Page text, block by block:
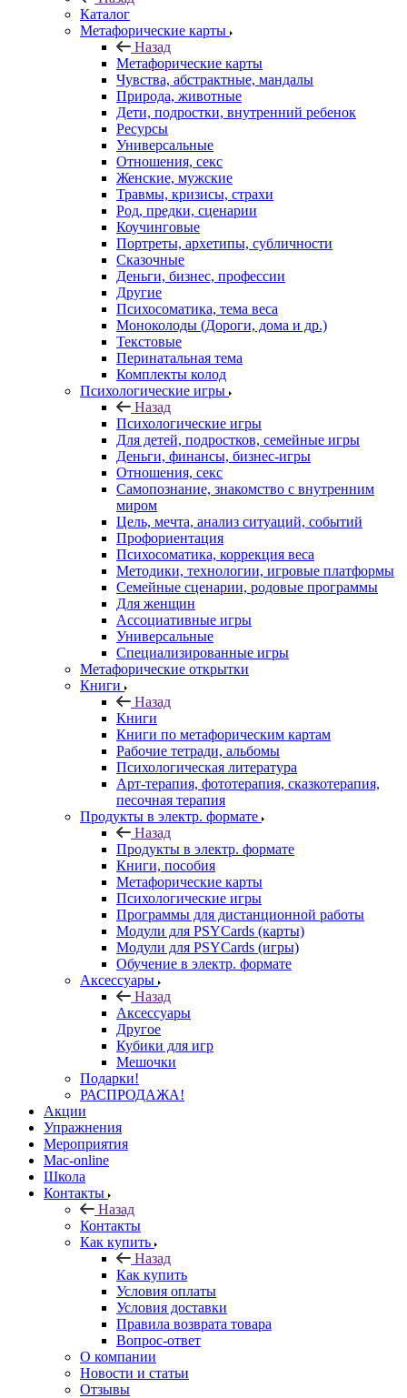
Каталог
Mетафорические карты
Назад
Mетафорические карты
Чувства, абстрактные, мандалы
Природа, животные
Дети, подростки, внутренний ребенок
Ресурсы
Универсальные
Отношения, секс
Женские, мужские
Травмы, кризисы, страхи
Род, предки, сценарии
Коучинговые
Портреты, архетипы, субличности
Сказочные
Деньги, бизнес, профессии
Другие
Психосоматика, тема веса
Моноколоды (Дороги, дома и др.)
Текстовые
Перинатальная тема
Комплекты колод
Психологические игры
Назад
Психологические игры
Для детей, подростков, семейные игры
Деньги, финансы, бизнес-игры
Отношения, секс
Самопознание, знакомство с внутренним
миром
Цель, мечта, анализ ситуаций, событий
Профориентация
Психосоматика, коррекция веса
Методики, технологии, игровые платформы
Семейные сценарии, родовые программы
Для женщин
Ассоциативные игры
Универсальные
Специализированные игры
Метафорические открытки
Книги
Назад
Книги
Книги по метафорическим картам
Рабочие тетради, альбомы
Психологическая литература
Арт-терапия, фототерапия, сказкотерапия,
песочная терапия
Продукты в электр. формате
Назад
Продукты в электр. формате
Книги, пособия
Метафорические карты
Психологические игры
Программы для дистанционной работы
Модули для PSYCards (карты)
Модули для PSYCards (игры)
Обучение в электр. формате
Аксессуары
Назад
Аксессуары
Другое
Кубики для игр
Мешочки
Подарки!
РАСПРОДАЖА!
Акции
Упражнения
Мероприятия
Mac-online
Школа
Контакты
Назад
Контакты
Как купить
Назад
Как купить
Условия оплаты
Условия доставки
Правила возврата товара
Вопрос-ответ
О компании
Новости и статьи
Отзывы